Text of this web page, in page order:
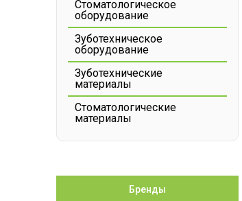
Стоматологическое
оборудование
Зуботехническое
оборудование
Зуботехнические
материалы
Стоматологические
материалы
Бренды